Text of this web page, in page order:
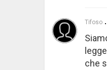
Tifoso
che